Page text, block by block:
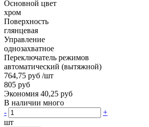
Основной цвет
хром
Поверхность
глянцевая
Управление
однозахватное
Переключатель режимов
автоматический (вытяжной)
764,75 руб /шт
805 руб
Экономия 40,25 руб
В наличии много
-
+
шт